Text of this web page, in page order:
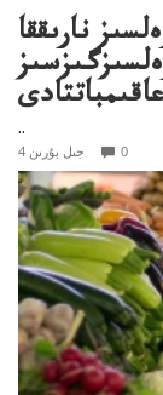
نارىققا
..
4 جىل بۇرىن 0